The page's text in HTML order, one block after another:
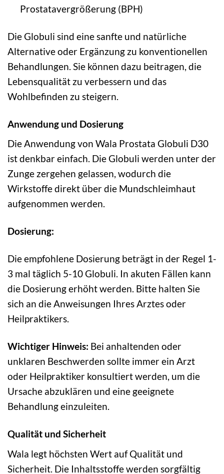
Prostatavergrößerung (BPH)
Die Globuli sind eine sanfte und natürliche
Alternative oder Ergänzung zu konventionellen
Behandlungen. Sie können dazu beitragen, die
Lebensqualität zu verbessern und das
Wohlbefinden zu steigern.
Anwendung und Dosierung
Die Anwendung von Wala Prostata Globuli D30
ist denkbar einfach. Die Globuli werden unter der
Zunge zergehen gelassen, wodurch die
Wirkstoffe direkt über die Mundschleimhaut
aufgenommen werden.
Dosierung:
Die empfohlene Dosierung beträgt in der Regel 1-
3 mal täglich 5-10 Globuli. In akuten Fällen kann
die Dosierung erhöht werden. Bitte halten Sie
sich an die Anweisungen Ihres Arztes oder
Heilpraktikers.
Wichtiger Hinweis: Bei anhaltenden oder
unklaren Beschwerden sollte immer ein Arzt
oder Heilpraktiker konsultiert werden, um die
Ursache abzuklären und eine geeignete
Behandlung einzuleiten.
Qualität und Sicherheit
Wala legt höchsten Wert auf Qualität und
Sicherheit. Die Inhaltsstoffe werden sorgfältig